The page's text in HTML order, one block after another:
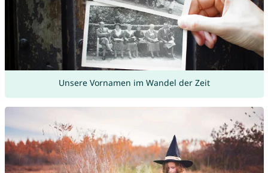
Unsere Vornamen im Wandel der Zeit